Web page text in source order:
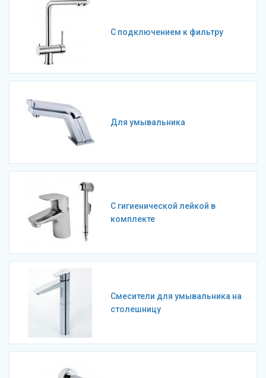
С подключением к фильтру
Для умывальника
С гигиенической лейкой в
комплекте
Смесители для умывальника на
столешницу